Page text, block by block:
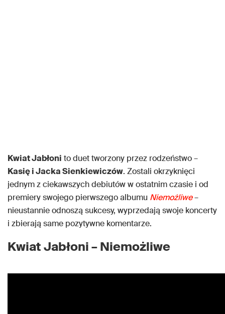
Kwiat Jabłoni to duet tworzony przez rodzeństwo –
Kasię i Jacka Sienkiewiczów. Zostali okrzyknięci
jednym z ciekawszych debiutów w ostatnim czasie i od
premiery swojego pierwszego albumu Niemożliwe–
nieustannie odnoszą sukcesy, wyprzedają swoje koncerty
i zbierają same pozytywne komentarze.
Kwiat Jabłoni – Niemożliwe